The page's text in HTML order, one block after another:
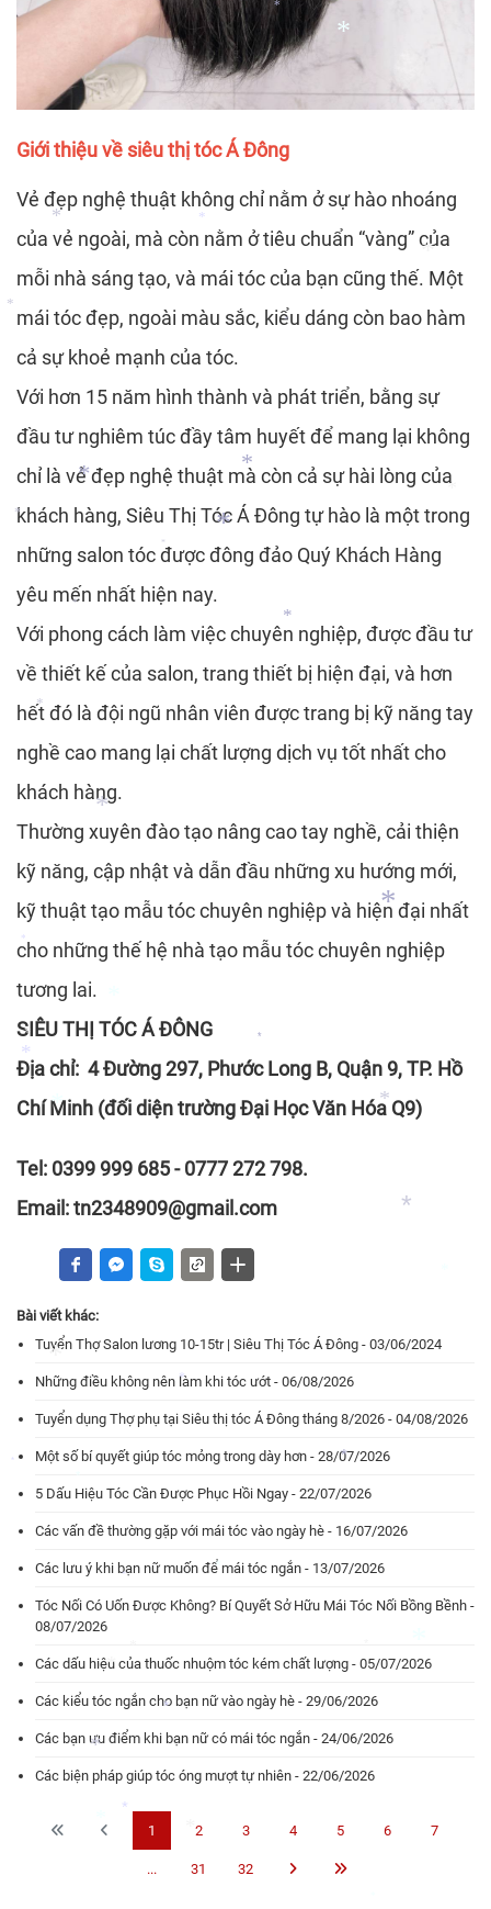
*
*
*
*
*
*
*
*
*
*
*
*
*
*
*
*
*
*
*
*
*
*
Giới thiệu về siêu thị tóc Á Đông
Vẻ đẹp nghệ thuật không chỉ nằm ở sự hào nhoáng
của vẻ ngoài, mà còn nằm ở tiêu chuẩn “vàng” của
mỗi nhà sáng tạo, và mái tóc của bạn cũng thế. Một
mái tóc đẹp, ngoài màu sắc, kiểu dáng còn bao hàm
cả sự khoẻ mạnh của tóc.
Với hơn 15 năm hình thành và phát triển, bằng sự
đầu tư nghiêm túc đầy tâm huyết để mang lại không
chỉ là vẻ đẹp nghệ thuật mà còn cả sự hài lòng của
khách hàng, Siêu Thị Tóc Á Đông tự hào là một trong
những salon tóc được đông đảo Quý Khách Hàng
yêu mến nhất hiện nay.
Với phong cách làm việc chuyên nghiệp, được đầu tư
về thiết kế của salon, trang thiết bị hiện đại, và hơn
hết đó là đội ngũ nhân viên được trang bị kỹ năng tay
nghề cao mang lại chất lượng dịch vụ tốt nhất cho
khách hàng.
Thường xuyên đào tạo nâng cao tay nghề, cải thiện
kỹ năng, cập nhật và dẫn đầu những xu hướng mới,
kỹ thuật tạo mẫu tóc chuyên nghiệp và hiện đại nhất
cho những thế hệ nhà tạo mẫu tóc chuyên nghiệp
tương lai.
SIÊU THỊ TÓC Á ĐÔNG
Địa chỉ: 4 Đường 297, Phước Long B, Quận 9, TP. Hồ
Chí Minh (đối diện trường Đại Học Văn Hóa Q9)
Tel: 0399 999 685 - 0777 272 798.
Email: tn2348909@gmail.com
Bài viết khác:
Tuyển Thợ Salon lương 10-15tr | Siêu Thị Tóc Á Đông - 03/06/2024
Những điều không nên làm khi tóc ướt - 06/08/2026
Tuyển dụng Thợ phụ tại Siêu thị tóc Á Đông tháng 8/2026 - 04/08/2026
Một số bí quyết giúp tóc mỏng trong dày hơn - 28/07/2026
5 Dấu Hiệu Tóc Cần Được Phục Hồi Ngay - 22/07/2026
Các vấn đề thường gặp với mái tóc vào ngày hè - 16/07/2026
Các lưu ý khi bạn nữ muốn để mái tóc ngắn - 13/07/2026
Tóc Nối Có Uốn Được Không? Bí Quyết Sở Hữu Mái Tóc Nối Bồng Bềnh -
08/07/2026
Các dấu hiệu của thuốc nhuộm tóc kém chất lượng - 05/07/2026
Các kiểu tóc ngắn cho bạn nữ vào ngày hè - 29/06/2026
Các bạn ưu điểm khi bạn nữ có mái tóc ngắn - 24/06/2026
Các biện pháp giúp tóc óng mượt tự nhiên - 22/06/2026
1 2 3 4 5 6 7
... 31 32